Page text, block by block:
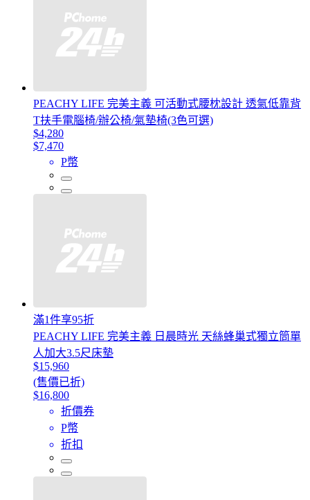
PEACHY LIFE 完美主義 可活動式腰枕設計 透氣低靠背
T扶手電腦椅/辦公椅/氣墊椅(3色可選)
$4,280
$7,470
P幣
滿1件享95折
PEACHY LIFE 完美主義 日晨時光 天絲蜂巢式獨立筒單
人加大3.5尺床墊
$15,960
(售價已折)
$16,800
折價券
P幣
折扣